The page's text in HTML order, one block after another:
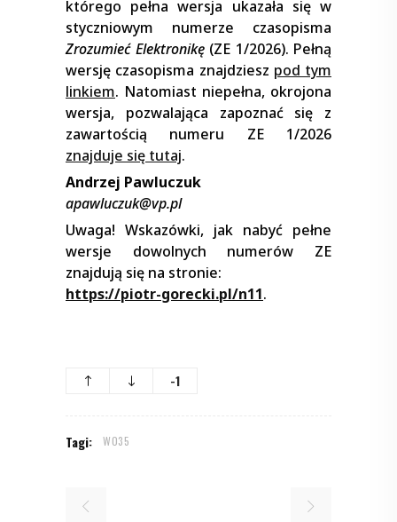
którego pełna wersja ukazała się w
styczniowym numerze czasopisma
Zrozumieć Elektronikę(ZE 1/2026). Pełną
wersję czasopisma znajdziesz pod tym
linkiem. Natomiast niepełna, okrojona
wersja, pozwalająca zapoznać się z
zawartością numeru ZE 1/2026
znajduje się tutaj.
Andrzej Pawluczuk
apawluczuk@vp.pl
Uwaga! Wskazówki, jak nabyć pełne
wersje dowolnych numerów ZE
znajdują się na stronie:
https://piotr-gorecki.pl/n11.
-1
Tagi: W035